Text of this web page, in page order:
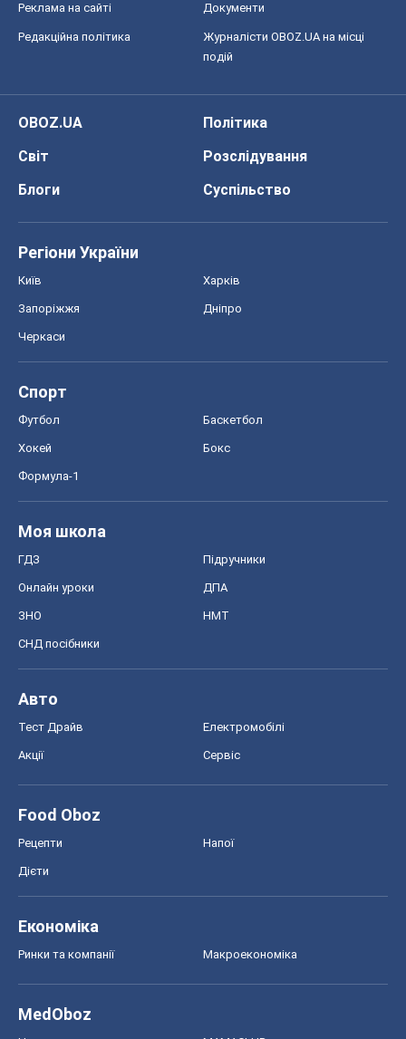
Реклама на сайті Документи
Редакційна політика
Журналісти OBOZ.UA на місці
подій
OBOZ.UA
Політика
Світ
Розслідування
Блоги
Суспільство
Регіони України
Київ Харків
Запоріжжя Дніпро
Черкаси
Спорт
Футбол Баскетбол
Хокей Бокс
Формула-1
Моя школа
ГДЗ Підручники
Онлайн уроки ДПА
ЗНО НМТ
СНД посібники
Авто
Тест Драйв Електромобілі
Акції Сервіс
Food Oboz
Рецепти Напої
Дієти
Економіка
Ринки та компанії Макроекономіка
MedOboz